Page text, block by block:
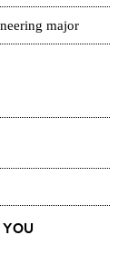
major